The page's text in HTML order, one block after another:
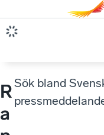
R
a
Sök bland